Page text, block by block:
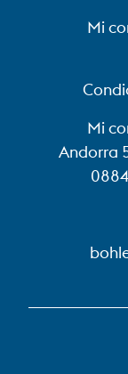
Nadcap –
Mi
Mi
Andorra